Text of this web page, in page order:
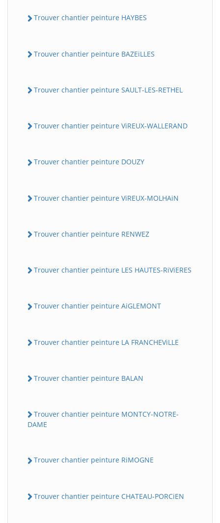
Trouver chantier peinture HAYBES
Trouver chantier peinture BAZEiLLES
Trouver chantier peinture SAULT-LES-RETHEL
Trouver chantier peinture ViREUX-WALLERAND
Trouver chantier peinture DOUZY
Trouver chantier peinture ViREUX-MOLHAiN
Trouver chantier peinture RENWEZ
Trouver chantier peinture LES HAUTES-RiViERES
Trouver chantier peinture AiGLEMONT
Trouver chantier peinture LA FRANCHEViLLE
Trouver chantier peinture BALAN
Trouver chantier peinture MONTCY-NOTRE-
DAME
Trouver chantier peinture RiMOGNE
Trouver chantier peinture CHATEAU-PORCiEN